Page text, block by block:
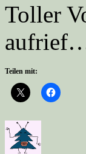
Toller
Teilen mit: